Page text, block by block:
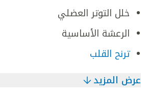
خلل التوتر العضلي
الرعشة الأساسية
ترنح القلب
عرض المزيد